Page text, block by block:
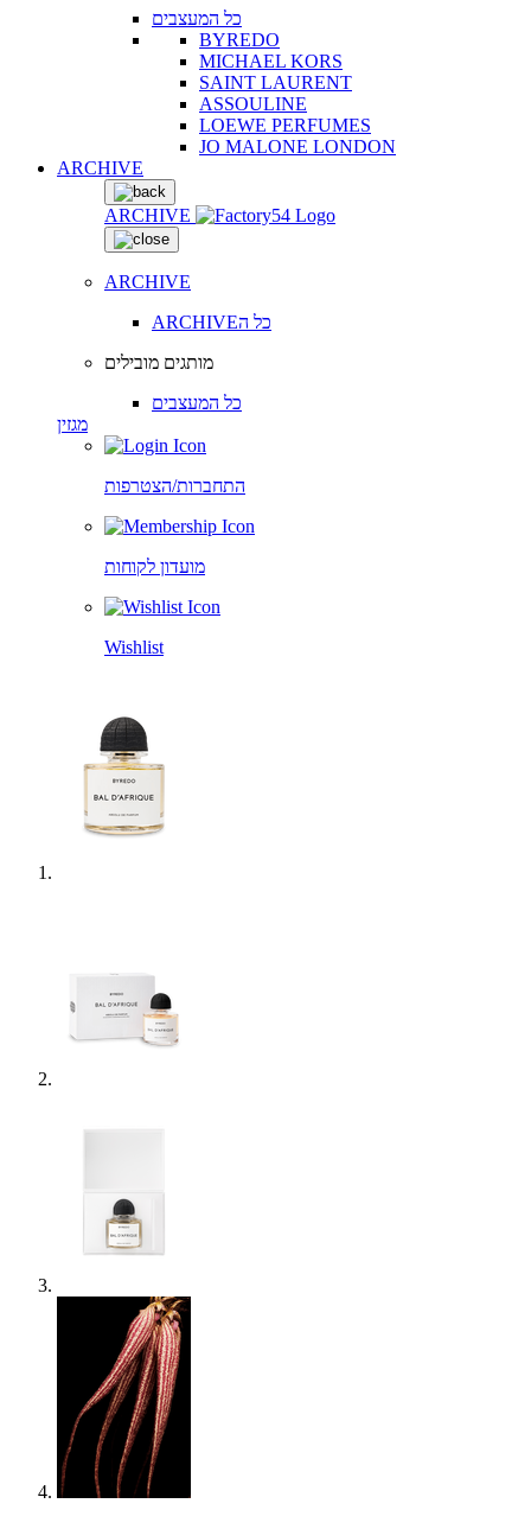
כל המעצבים
BYREDO
MICHAEL KORS
SAINT LAURENT
ASSOULINE
LOEWE PERFUMES
JO MALONE LONDON
ARCHIVE
ARCHIVE
ARCHIVE
ARCHIVEכל ה
מותגים מובילים
כל המעצבים
מגזין
התחברות/הצטרפות
מועדון לקוחות
Wishlist